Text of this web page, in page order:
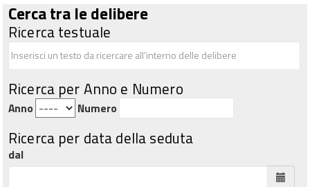
Cerca tra le delibere
Ricerca testuale
Ricerca per Anno e Numero
Anno Numero
Ricerca per data della seduta
dal